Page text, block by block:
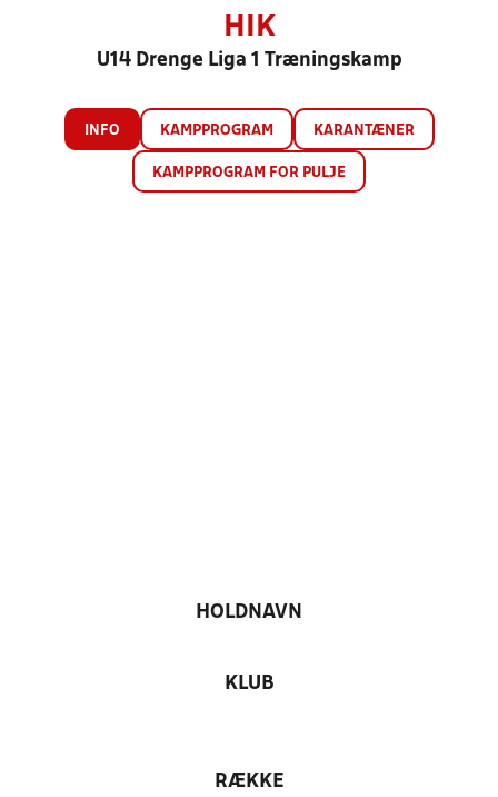
HIK
U14 Drenge Liga 1 Træningskamp
INFO KAMPPROGRAM KARANTÆNER
KAMPPROGRAM FOR PULJE
HOLDNAVN
KLUB
RÆKKE